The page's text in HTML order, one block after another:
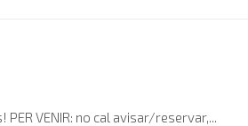
VENIR: no cal avisar/reservar,...